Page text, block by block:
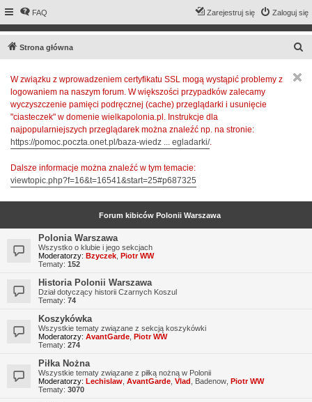
FAQ Zaloguj się
Zarejestruj się
Strona główna
W związku z wprowadzeniem certyfikatu SSL mogą wystąpić problemy z
logowaniem na naszym forum. W większości przypadków zalecamy
wyczyszczenie pamięci podręcznej (cache) przeglądarki i usunięcie
"ciasteczek" w domenie wielkapolonia.pl. Instrukcje dla
najpopularniejszych przeglądarek można znaleźć np. na stronie:
https://pomoc.poczta.onet.pl/baza-wiedz ... egladarki/.
Dalsze informacje można znaleźć w tym temacie:
viewtopic.php?f=16&t=16541&start=25#p687325
Forum kibiców Polonii Warszawa
Polonia Warszawa
Wszystko o klubie i jego sekcjach
Moderatorzy: Bzyczek Piotr WW
Tematy: 152
Historia Polonii Warszawa
Dział dotyczący historii Czarnych Koszul
Tematy: 74
Koszykówka
Wszystkie tematy związane z sekcją koszykówki
Moderatorzy: AvantGarde Piotr WW
Tematy: 274
Piłka Nożna
Wszystkie tematy związane z piłką nożną w Polonii
Moderatorzy: Lechislaw AvantGarde Vlad Badenow Piotr WW
Tematy: 3070